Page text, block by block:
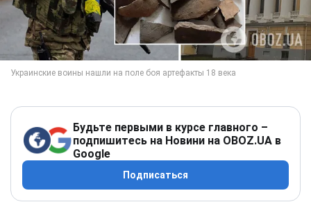
Будьте первыми в курсе главного –
подпишитесь на Новини на OBOZ.UA в
Google
Подписаться